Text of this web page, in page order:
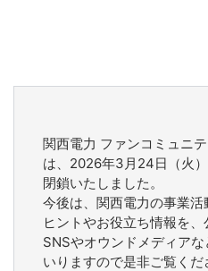
関西電力 ファンコミュニ
は、2026年3月24日（火）
閉鎖いたしました。
今後は、関西電力の事業
ヒントやお役立ち情報を、
SNSやオウンドメディア
いりますので是非ご覧くだ